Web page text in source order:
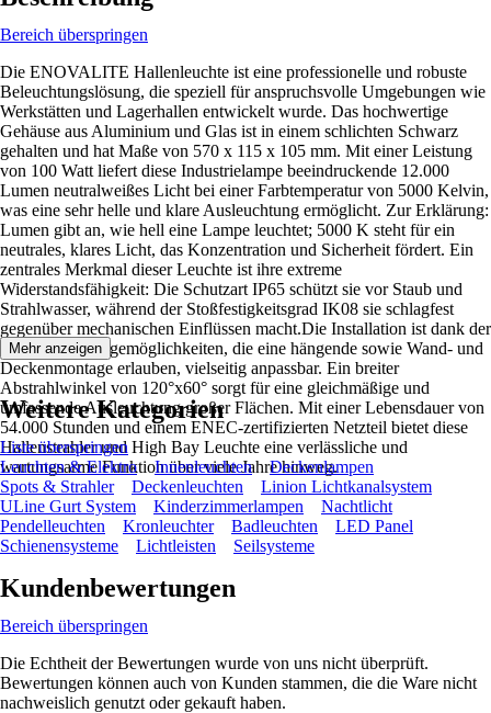
Bereich überspringen
Die ENOVALITE Hallenleuchte ist eine professionelle und robuste
Beleuchtungslösung, die speziell für anspruchsvolle Umgebungen wie
Werkstätten und Lagerhallen entwickelt wurde. Das hochwertige
Gehäuse aus Aluminium und Glas ist in einem schlichten Schwarz
gehalten und hat Maße von 570 x 115 x 105 mm. Mit einer Leistung
von 100 Watt liefert diese Industrielampe beeindruckende 12.000
Lumen neutralweißes Licht bei einer Farbtemperatur von 5000 Kelvin,
was eine sehr helle und klare Ausleuchtung ermöglicht. Zur Erklärung:
Lumen gibt an, wie hell eine Lampe leuchtet; 5000 K steht für ein
neutrales, klares Licht, das Konzentration und Sicherheit fördert. Ein
zentrales Merkmal dieser Leuchte ist ihre extreme
Widerstandsfähigkeit: Die Schutzart IP65 schützt sie vor Staub und
Strahlwasser, während der Stoßfestigkeitsgrad IK08 sie schlagfest
gegenüber mechanischen Einflüssen macht.Die Installation ist dank der
flexiblen Montagemöglichkeiten, die eine hängende sowie Wand- und
Deckenmontage erlauben, vielseitig anpassbar. Ein breiter
Abstrahlwinkel von 120°x60° sorgt für eine gleichmäßige und
umfassende Ausleuchtung großer Flächen. Mit einer Lebensdauer von
54.000 Stunden und einem ENEC-zertifizierten Netzteil bietet diese
Hallenstrahler und High Bay Leuchte eine verlässliche und
wartungsarme Funktion über viele Jahre hinweg.
Mehr anzeigen
Weitere Kategorien
Liste überspringen
Leuchten & Elektro
Innenleuchten
Deckenlampen
Spots & Strahler
Deckenleuchten
Linion Lichtkanalsystem
ULine Gurt System
Kinderzimmerlampen
Nachtlicht
Pendelleuchten
Kronleuchter Badleuchten
LED Panel
Schienensysteme
Lichtleisten Seilsysteme
Kundenbewertungen
Bereich überspringen
Die Echtheit der Bewertungen wurde von uns nicht überprüft.
Bewertungen können auch von Kunden stammen, die die Ware nicht
nachweislich genutzt oder gekauft haben.